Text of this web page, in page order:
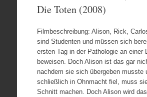
Die Toten (2008)
Filmbeschreibung: Alison, Rick,
sind Studenten und müssen sich
ersten Tag in der Pathologie an einer
beweisen. Doch Alison ist das gar
nachdem sie sich übergeben musste
schließlich in Ohnmacht fiel, muss
Schnitt machen. Doch Alison wird